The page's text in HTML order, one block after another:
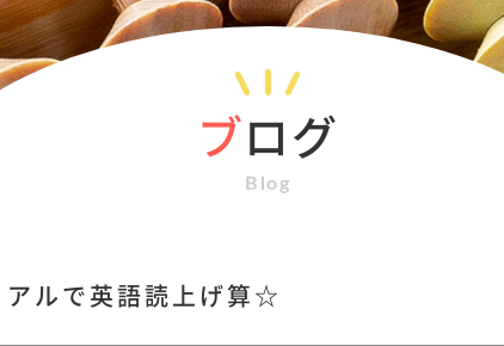
ブログ
Blog
アルで英語読上げ算☆